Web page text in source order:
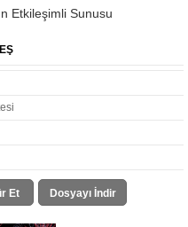
Etkileşimli Sunusu
Et Dosyayı İndir